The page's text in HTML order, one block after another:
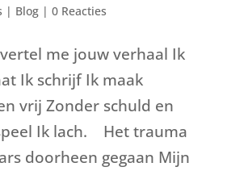
| Blog| 0 Reacties
me jouw verhaal Ik
Ik schrijf Ik maak
vrij Zonder schuld en
Ik lach. Het trauma
doorheen gegaan Mijn